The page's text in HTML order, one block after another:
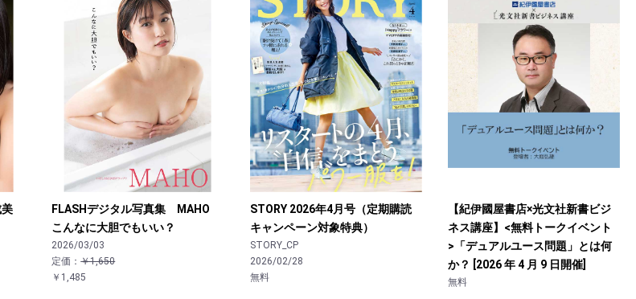
美
FLASHデジタル写真集 MAHO
こんなに大胆でもいい？
2026/03/03
定価：￥1,650
￥1,485
STORY 2026年4月号（定期購読
キャンペーン対象特典）
STORY_CP
2026/02/28
無料
【紀伊國屋書店×光文社新書ビジ
ネス講座】<無料トークイベント
>「デュアルユース問題」とは何
か？ [2026 年 4 月 9 日開催]
無料